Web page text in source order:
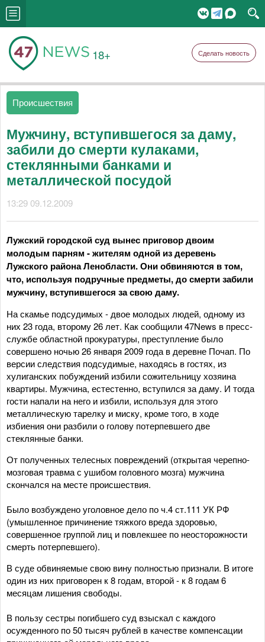
18+ Сделать новость
Происшествия
Мужчину, вступившегося за даму,
забили до смерти кулаками,
стеклянными банками и
металлической посудой
13:29 09.12.2009
Лужский городской суд вынес приговор двоим
молодым парням - жителям одной из деревень
Лужского района Ленобласти. Они обвиняются в том,
что, используя подручные предметы, до смерти забили
мужчину, вступившегося за свою даму.
На скамье подсудимых - двое молодых людей, одному из
них 23 года, второму 26 лет. Как сообщили 47News в пресс-
службе областной прокуратуры, преступление было
совершено ночью 26 января 2009 года в деревне Почап. По
версии следствия подсудимые, находясь в гостях, из
хулиганских побуждений избили сожительницу хозяина
квартиры. Мужчина, естестенно, вступился за даму. И тогда
гости напали на него и избили, используя для этого
металлическую тарелку и миску, кроме того, в ходе
избиения они разбили о голову потерпевшего две
стеклянные банки.
От полученных телесных повреждений (открытая черепно-
мозговая травма с ушибом головного мозга) мужчина
скончался на месте происшествия.
Было возбуждено уголовное дело по ч.4 ст.111 УК РФ
(умышленное причинение тяжкого вреда здоровью,
совершенное группой лиц и повлекшее по неосторожности
смерть потерпевшего).
В суде обвиняемые свою вину полностью признали. В итоге
один из них приговорен к 8 годам, второй - к 8 годам 6
месяцам лишения свободы.
В пользу сестры погибшего суд взыскал с каждого
осужденного по 50 тысяч рублей в качестве компенсации